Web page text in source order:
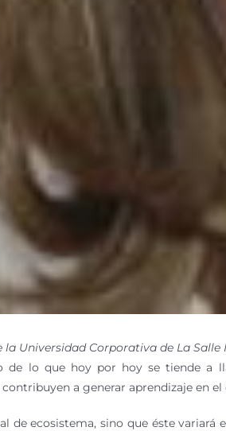
Universidad Corporativa de La Salle
de lo que hoy por hoy se tiende a
a generar aprendizaje en
de ecosistema, sino que éste